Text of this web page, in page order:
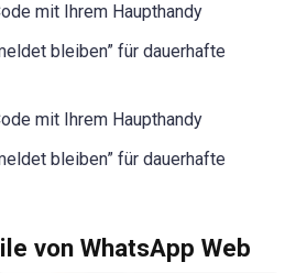
mit Ihrem Haupthandy
bleiben” für dauerhafte
mit Ihrem Haupthandy
bleiben” für dauerhafte
von WhatsApp Web